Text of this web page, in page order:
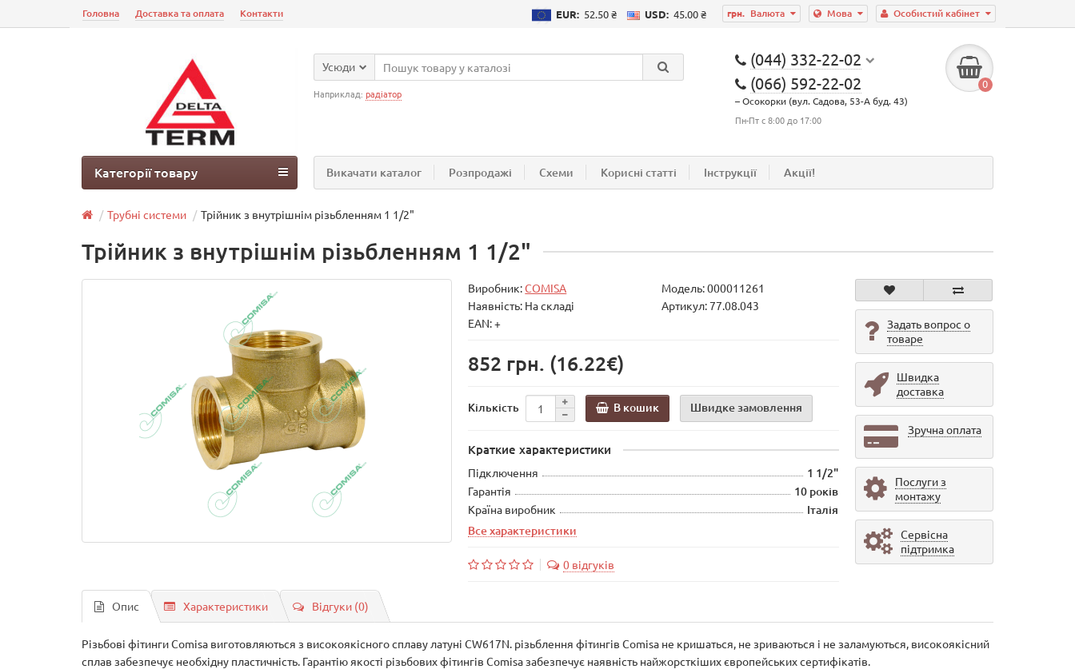
Особистий кабінет
Мова
грн. Валюта
EUR: 52.50 ₴ USD: 45.00 ₴
Головна Доставка та оплата Контакти
(044) 332-22-02
(066) 592-22-02
– Осокорки (вул. Садова, 53-А буд. 43)
Пн-Пт с 8:00 до 17:00
0
Усюди
Наприклад: радіатор
Викачати каталог Розпродажі Схеми Корисні статті Інструкції Акції!
Категорії товару
Трубні системи Трійник з внутрішнім різьбленням 1 1/2"
Трійник з внутрішнім різьбленням 1 1/2"
Виробник:COMISA Модель:000011261
Наявність: На складі
Артикул: 77.08.043
EAN: +
852 грн. (16.22€)
Кількість В кошик Швидке замовлення
Краткие характеристики
Підключення 1 1/2"
Гарантія 10 років
Країна виробник
Італія
Все характеристики
0 відгуків
Задать вопрос о
товаре
Швидка
доставка
Зручна оплата
Послуги з
монтажу
Сервісна
підтримка
Опис Характеристики Відгуки (0)
Різьбові фітинги Comisa виготовляються з високоякісного сплаву латуні CW617N. різьблення фітингів Comisa не кришаться, не зриваються і не заламуються, високоякісний
сплав забезпечує необхідну пластичність. Гарантію якості різьбових фітингів Comisa забезпечує наявність найжорсткіших європейських сертифікатів.